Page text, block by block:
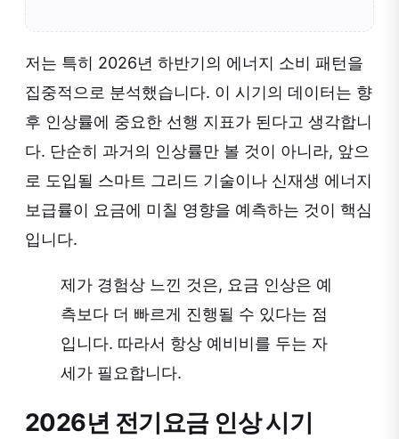
저는 특히 2026년 하반기의 에너지 소비 패턴을
집중적으로 분석했습니다. 이 시기의 데이터는 향
후 인상률에 중요한 선행 지표가 된다고 생각합니
다. 단순히 과거의 인상률만 볼 것이 아니라, 앞으
로 도입될 스마트 그리드 기술이나 신재생 에너지
보급률이 요금에 미칠 영향을 예측하는 것이 핵심
입니다.
제가 경험상 느낀 것은, 요금 인상은 예
측보다 더 빠르게 진행될 수 있다는 점
입니다. 따라서 항상 예비비를 두는 자
세가 필요합니다.
2026년 전기요금 인상 시기